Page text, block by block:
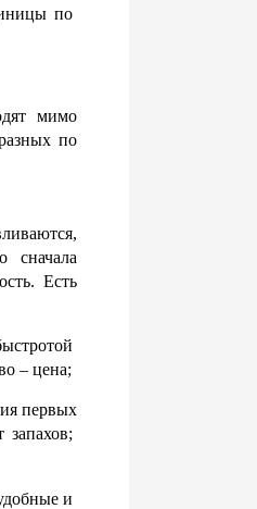
по
мимо
по
сначала
Есть
– цена;
первых
и